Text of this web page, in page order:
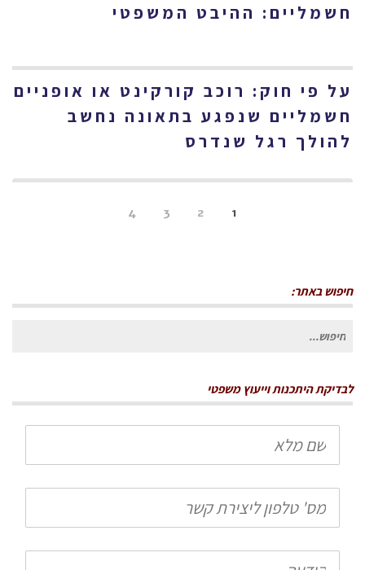
חשמליים: ההיבט המשפטי
על פי חוק: רוכב קורקינט או אופניים
חשמליים שנפגע בתאונה נחשב
להולך רגל שנדרס
1
2
3
4
חיפוש באתר:
חיפוש
לבדיקת היתכנות וייעוץ משפטי
שם
מלא
טלפון
הודעה